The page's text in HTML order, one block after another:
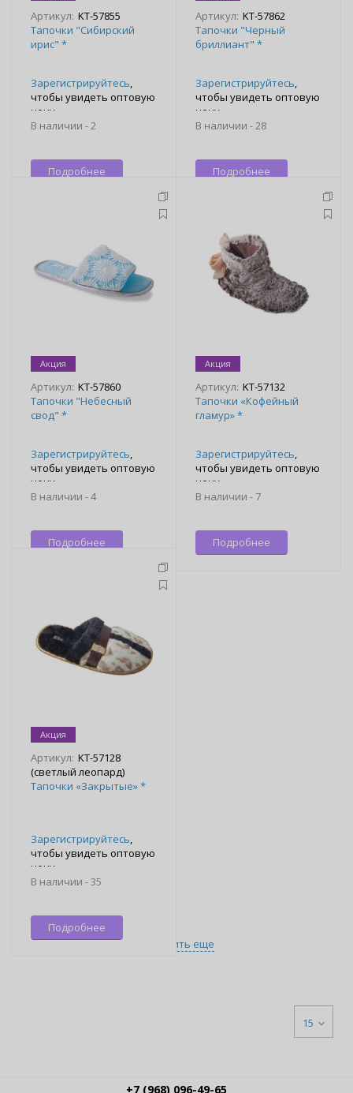
Артикул: KT-57855
Тапочки "Сибирский
ирис" *
Зарегистрируйтесь,
чтобы увидеть оптовую
цену
В наличии -2
Подробнее
Артикул: KT-57862
Тапочки "Черный
бриллиант" *
Зарегистрируйтесь,
чтобы увидеть оптовую
цену
В наличии -28
Подробнее
Акция
Артикул: KT-57860
Тапочки "Небесный
свод" *
Зарегистрируйтесь,
чтобы увидеть оптовую
цену
В наличии -4
Подробнее
Акция
Артикул: KT-57132
Тапочки «Кофейный
гламур» *
Зарегистрируйтесь,
чтобы увидеть оптовую
цену
В наличии - 7
Подробнее
Акция
Артикул: KT-57128
(светлый леопард)
Тапочки «Закрытые» *
Зарегистрируйтесь,
чтобы увидеть оптовую
цену
В наличии -35
Подробнее
Загрузить еще
15
+7 (968) 096-49-65